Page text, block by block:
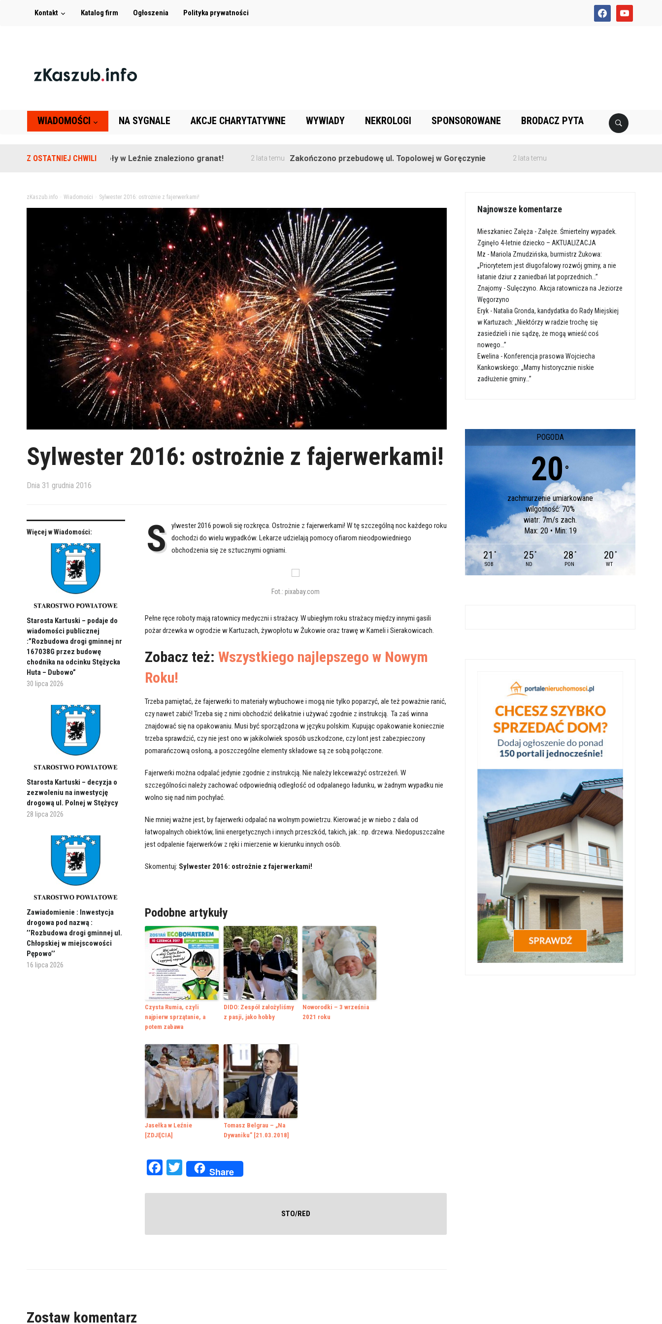
facebookyoutube
Kontakt Katalog firm Ogłoszenia Polityka prywatności
WIADOMOŚCI NA SYGNALE AKCJE CHARYTATYWNE WYWIADY NEKROLOGI SPONSOROWANE BRODACZ PYTA
Z OSTATNIEJ CHWILI
Na terenie szkoły w Leźnie znaleziono granat! 2 lata temu Zakończono przebudowę ul. Topolowej w Goręczynie 2 lata temu
zKaszub.info> Wiadomości Sylwester 2016: ostrożnie z fajerwerkami!
Sylwester 2016: ostrożnie z fajerwerkami!
Dnia 31 grudnia 2016
Więcej w Wiadomości:
Starosta Kartuski – podaje do
wiadomości publicznej
:”Rozbudowa drogi gminnej nr
167038G przez budowę
chodnika na odcinku Stężycka
Huta – Dubowo”
30 lipca 2026
Starosta Kartuski – decyzja o
zezwoleniu na inwestycję
drogową ul. Polnej w Stężycy
28 lipca 2026
Zawiadomienie : Inwestycja
drogowa pod nazwą :
’’Rozbudowa drogi gminnej ul.
Chłopskiej w miejscowości
Pępowo’’
16 lipca 2026
S ylwester 2016 powoli się rozkręca. Ostrożnie z fajerwerkami! W tę szczególną noc każdego roku
dochodzi do wielu wypadków. Lekarze udzielają pomocy ofiarom nieodpowiedniego
obchodzenia się ze sztucznymi ogniami.
Fot.: pixabay.com
Pełne ręce roboty mają ratownicy medyczni i strażacy. W ubiegłym roku strażacy między innymi gasili
pożar drzewka w ogrodzie w Kartuzach, żywopłotu w Żukowie oraz trawę w Kameli i Sierakowicach.
Zobacz też: Wszystkiego najlepszego w Nowym
Roku!
Trzeba pamiętać, że fajerwerki to materiały wybuchowe i mogą nie tylko poparzyć, ale też poważnie ranić,
czy nawet zabić! Trzeba się z nimi obchodzić delikatnie i używać zgodnie z instrukcją. Ta zaś winna
znajdować się na opakowaniu. Musi być sporządzona w języku polskim. Kupując opakowanie koniecznie
trzeba sprawdzić, czy nie jest ono w jakikolwiek sposób uszkodzone, czy lont jest zabezpieczony
pomarańczową osłoną, a poszczególne elementy składowe są ze sobą połączone.
Fajerwerki można odpalać jedynie zgodnie z instrukcją. Nie należy lekceważyć ostrzeżeń. W
szczególności należy zachować odpowiednią odległość od odpalanego ładunku, w żadnym wypadku nie
wolno się nad nim pochylać.
Nie mniej ważne jest, by fajerwerki odpalać na wolnym powietrzu. Kierować je w niebo z dala od
łatwopalnych obiektów, linii energetycznych i innych przeszkód, takich, jak.: np. drzewa. Niedopuszczalne
jest odpalenie fajerwerków z ręki i mierzenie w kierunku innych osób.
Skomentuj: Sylwester 2016: ostrożnie z fajerwerkami!
Podobne artykuły
Czysta Rumia, czyli
najpierw sprzątanie, a
potem zabawa
DIDO: Zespół założyliśmy
z pasji, jako hobby
Noworodki – 3 września
2021 roku
Jasełka w Leźnie
[ZDJĘCIA]
Tomasz Belgrau – „Na
Dywaniku” [21.03.2018]
Facebook
Twitter
Share
STO/RED
Zostaw komentarz
Najnowsze komentarze
Mieszkaniec Załęża - Załęże. Śmiertelny wypadek.
Zginęło 4-letnie dziecko – AKTUALIZACJA
Mz - Mariola Zmudzińska, burmistrz Żukowa:
„Priorytetem jest długofalowy rozwój gminy, a nie
łatanie dziur z zaniedbań lat poprzednich…”
Znajomy -Sulęczyno. Akcja ratownicza na Jeziorze
Węgorzyno
Eryk - Natalia Gronda, kandydatka do Rady Miejskiej
w Kartuzach: „Niektórzy w radzie trochę się
zasiedzieli i nie sądzę, że mogą wnieść coś
nowego…”
Ewelina - Konferencja prasowa Wojciecha
Kankowskiego: „Mamy historycznie niskie
zadłużenie gminy…”
POGODA
20 °
zachmurzenie umiarkowane
wilgotność: 70%
wiatr: 7m/s zach.
Max: 20 • Min: 19
21 °
SOB
25 °
ND
28 °
PON
20 °
WT